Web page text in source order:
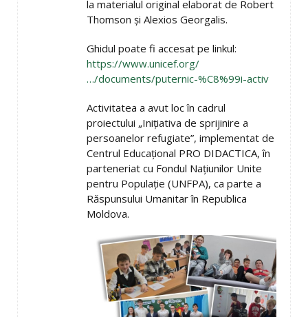
la materialul original elaborat de Robert
Thomson și Alexios Georgalis.
Ghidul poate fi accesat pe linkul:
https://www.unicef.org/
…/documents/puternic-%C8%99i-activ
Activitatea a avut loc în cadrul
proiectului „Inițiativa de sprijinire a
persoanelor refugiate”, implementat de
Centrul Educațional PRO DIDACTICA, în
parteneriat cu Fondul Națiunilor Unite
pentru Populație (UNFPA), ca parte a
Răspunsului Umanitar în Republica
Moldova.